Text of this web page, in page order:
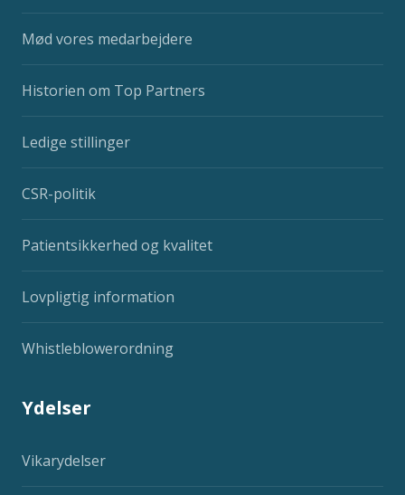
Mød vores medarbejdere
Historien om Top Partners
Ledige stillinger
CSR-politik
Patientsikkerhed og kvalitet
Lovpligtig information
Whistleblowerordning
Ydelser
Vikarydelser